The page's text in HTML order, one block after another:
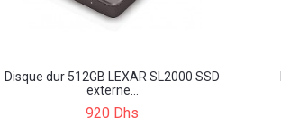
Disque dur 512GB LEXAR SL2000 SSD
externe...
920 Dhs